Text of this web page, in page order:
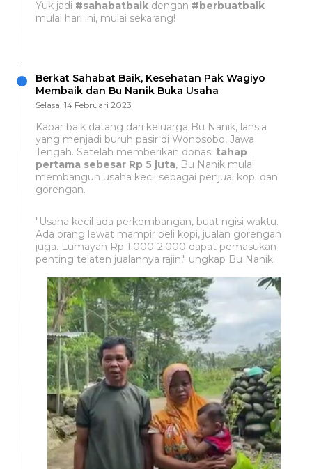
Yuk jadi #sahabatbaik dengan #berbuatbaik
mulai hari ini, mulai sekarang!
Berkat Sahabat Baik, Kesehatan Pak Wagiyo
Membaik dan Bu Nanik Buka Usaha
Selasa, 14 Februari 2023
Kabar baik datang dari keluarga Bu Nanik, lansia
yang menjadi buruh pasir di Wonosobo, Jawa
Tengah. Setelah memberikan donasi tahap
pertama sebesar Rp 5 juta, Bu Nanik mulai
membangun usaha kecil sebagai penjual kopi dan
gorengan.
"Usaha kecil ada perkembangan, buat ngisi waktu.
Ada orang lewat mampir beli kopi, jualan gorengan
juga. Lumayan Rp 1.000-2.000 dapat pemasukan
penting telaten jualannya rajin," ungkap Bu Nanik.